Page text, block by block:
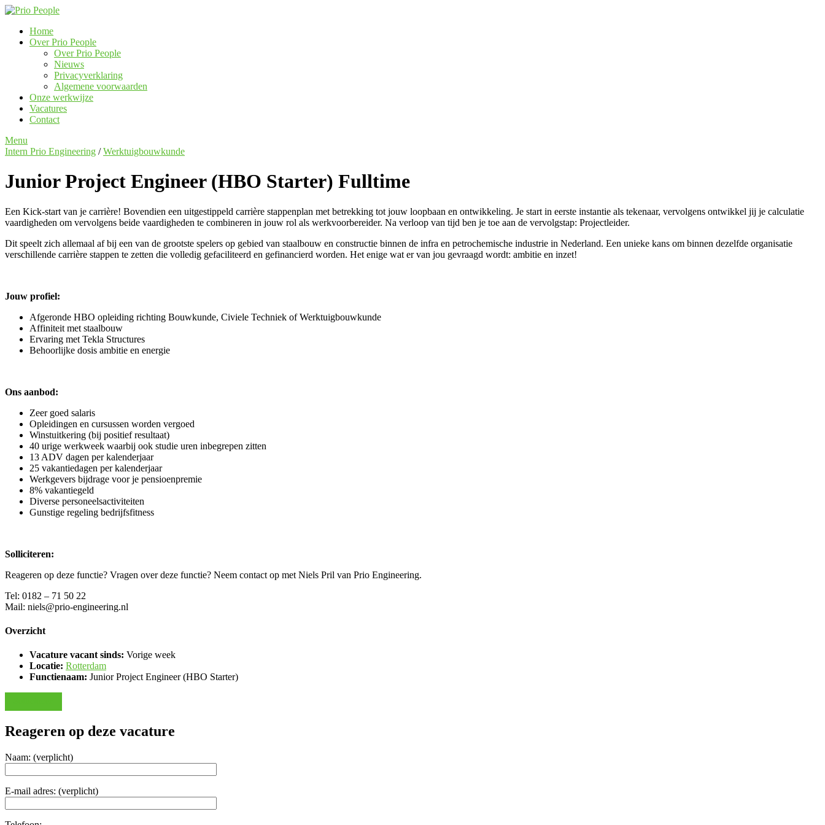
Home
Over Prio People
Over Prio People
Nieuws
Privacyverklaring
Algemene voorwaarden
Onze werkwijze
Vacatures
Contact
Menu
Intern Prio Engineering /Werktuigbouwkunde
Junior Project Engineer (HBO Starter) Fulltime
Een Kick-start van je carrière! Bovendien een uitgestippeld carrière stappenplan met betrekking tot jouw loopbaan en ontwikkeling. Je start in eerste instantie als tekenaar, vervolgens ontwikkel jij je calculatie
vaardigheden om vervolgens beide vaardigheden te combineren in jouw rol als werkvoorbereider. Na verloop van tijd ben je toe aan de vervolgstap: Projectleider.
Dit speelt zich allemaal af bij een van de grootste spelers op gebied van staalbouw en constructie binnen de infra en petrochemische industrie in Nederland. Een unieke kans om binnen dezelfde organisatie
verschillende carrière stappen te zetten die volledig gefaciliteerd en gefinancierd worden. Het enige wat er van jou gevraagd wordt: ambitie en inzet!
Jouw profiel:
Afgeronde HBO opleiding richting Bouwkunde, Civiele Techniek of Werktuigbouwkunde
Affiniteit met staalbouw
Ervaring met Tekla Structures
Behoorlijke dosis ambitie en energie
Ons aanbod:
Zeer goed salaris
Opleidingen en cursussen worden vergoed
Winstuitkering (bij positief resultaat)
40 urige werkweek waarbij ook studie uren inbegrepen zitten
13 ADV dagen per kalenderjaar
25 vakantiedagen per kalenderjaar
Werkgevers bijdrage voor je pensioenpremie
8% vakantiegeld
Diverse personeelsactiviteiten
Gunstige regeling bedrijfsfitness
Solliciteren:
Reageren op deze functie? Vragen over deze functie? Neem contact op met Niels Pril van Prio Engineering.
Tel: 0182 – 71 50 22
Mail: niels@prio-engineering.nl
Overzicht
Vacature vacant sinds: Vorige week
Locatie: Rotterdam
Functienaam: Junior Project Engineer (HBO Starter)
Reageren op deze vacature
Naam: (verplicht)
E-mail adres: (verplicht)